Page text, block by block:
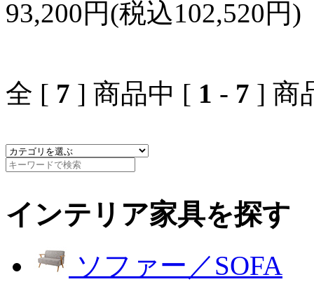
93,200円(税込102,520円)
全 [ 7 ] 商品中 [ 1 - 7 ] 商
インテリア家具を探す
ソファー／SOFA